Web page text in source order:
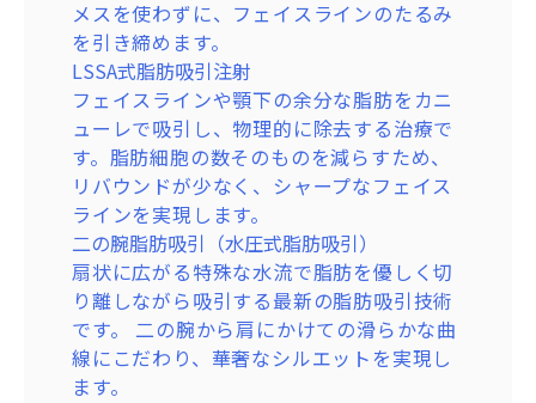
ハイドラジェントル
美容液の水流で古い角質を優しく除去しな
がら、肌にうるおいを補給。肌のターンオ
ーバーを正常化し、乾燥が原因でできる小
じわを目立たなくさせ、キメの整った肌へ
と導きます。
糸リフト
コグ（トゲ）の付いた医療用の溶ける糸を
皮下に挿入し、たるんだ皮膚を物理的に引
き上げるリフトアップ治療です。気になる
頬やフェイスラインのもたつきを強力にリ
フトし、シャープなVラインを形成。 糸の
刺激によるコラーゲン生成で、肌のハリも
から肌がふっくらすることで、たるんだ毛
穴を引き締め、キメの細かい肌へと整えま
す。
肌へと導きます。
マッサージピール(PRX-T33)
肌表面を剥離させずに、薬剤をマッサージ
しながら真皮層まで浸透させるピーリング
治療です。コラーゲンの生成を強力に促
し、内側から押し返すようなハリ・弾力を
呼び覚まします。くすみのない透明感あふ
れる艶肌へと導きます。
深くにあるメラニン色素を衝撃波で細かく
粉砕し、くすみの原因を効果的に除去しま
す。熱ダメージを抑えながら肌全体のトー
ンアップを叶え、透明感のある白肌へと導
きます。
ハイドラジェントル
ニキビの原因となる毛穴の詰まりや古い角
質、余分な皮脂を優しく洗浄・除去しま
す。ニキビができにくい清潔な肌環境を保
ち、ニキビの予防や軽度のニキビケアにお
すすめです。
マッサージピール(PRX-T33)
肌表面を剥離させずに、薬剤をマッサージ
メスを使わずに、フェイスラインのたるみ
を引き締めます。
LSSA式脂肪吸引注射
フェイスラインや顎下の余分な脂肪をカニ
ューレで吸引し、物理的に除去する治療で
す。脂肪細胞の数そのものを減らすため、
リバウンドが少なく、シャープなフェイス
ラインを実現します。
二の腕脂肪吸引（水圧式脂肪吸引）
扇状に広がる特殊な水流で脂肪を優しく切
り離しながら吸引する最新の脂肪吸引技術
です。 二の腕から肩にかけての滑らかな曲
線にこだわり、華奢なシルエットを実現し
ます。